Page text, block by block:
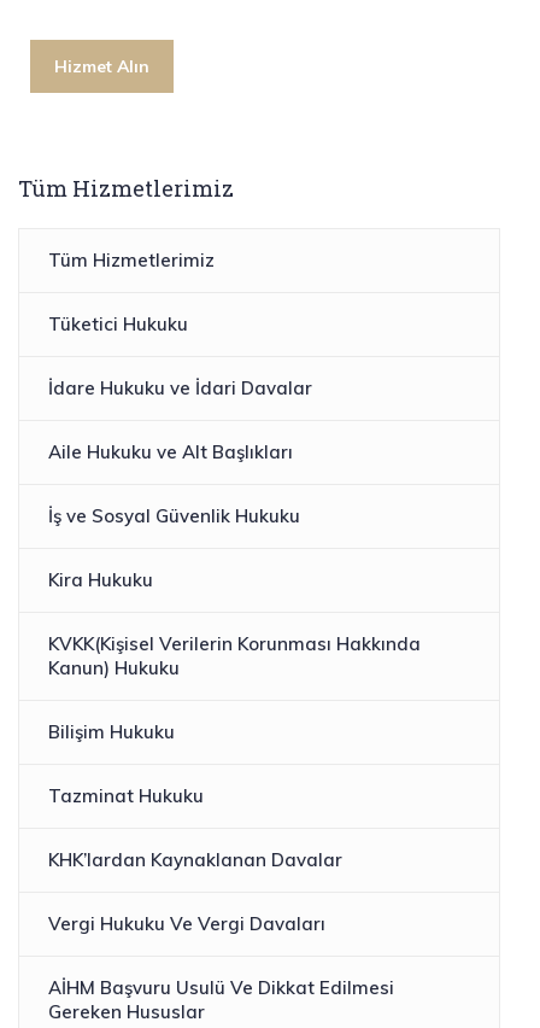
Hizmet Alın
Tüm Hizmetlerimiz
Tüm Hizmetlerimiz
Tüketici Hukuku
İdare Hukuku ve İdari Davalar
Aile Hukuku ve Alt Başlıkları
İş ve Sosyal Güvenlik Hukuku
Kira Hukuku
KVKK(Kişisel Verilerin Korunması Hakkında
Kanun) Hukuku
Bilişim Hukuku
Tazminat Hukuku
KHK’lardan Kaynaklanan Davalar
Vergi Hukuku Ve Vergi Davaları
AİHM Başvuru Usulü Ve Dikkat Edilmesi
Gereken Hususlar